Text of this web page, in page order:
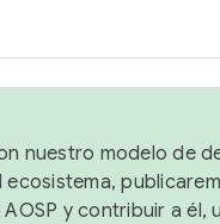
nuestro modelo de
y contribuir a él,